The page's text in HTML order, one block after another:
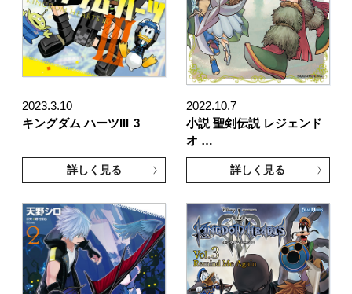
2023.3.10
キングダム ハーツIII
3
詳しく見る
2022.10.7
小説 聖剣伝説 レジェンド
オ …
詳しく見る